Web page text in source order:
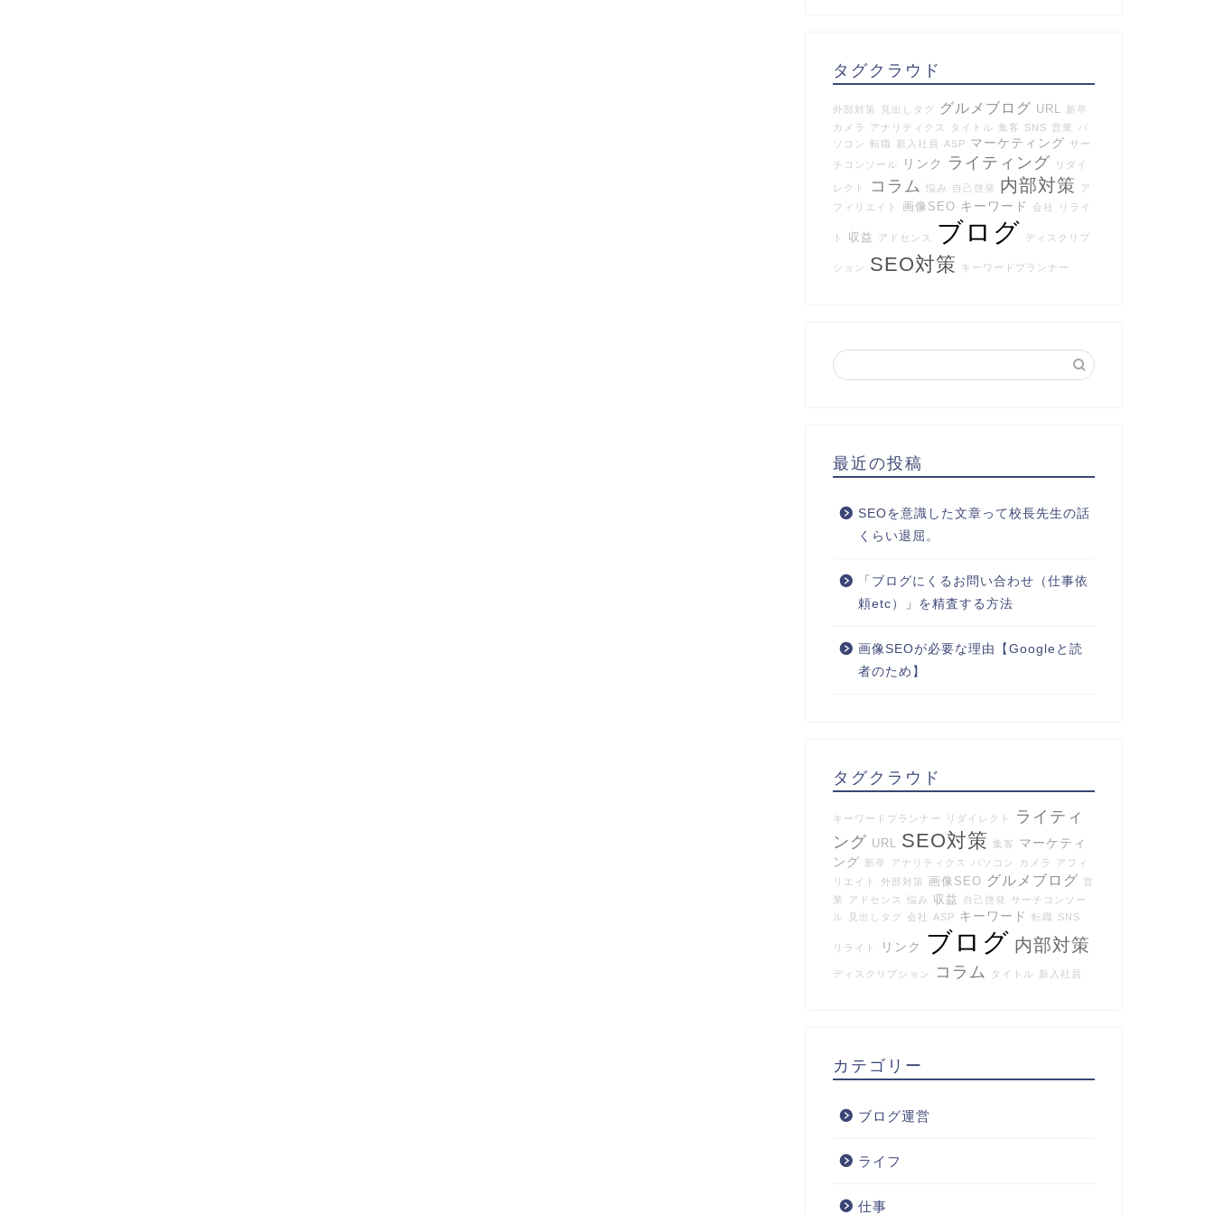
タグクラウド
外部対策 見出しタグ グルメブログ URL 新卒
カメラ
アナリティクス タイトル 集客 SNS 営業
パ
ソコン 転職 新入社員 ASP マーケティング
サー
チコンソール
リンク ライティング リダイ
レクト コラム 悩み 自己啓発 内部対策
ア
フィリエイト
画像SEO キーワード 会社 リライ
ト 収益 アドセンス ブログ ディスクリプ
ション SEO対策 キーワードプランナー
最近の投稿
SEOを意識した文章って校長先生の話
くらい退屈。
「ブログにくるお問い合わせ（仕事依
頼etc）」を精査する方法
画像SEOが必要な理由【Googleと読
者のため】
タグクラウド
キーワードプランナー リダイレクト
ライティ
ング URL SEO対策 集客
マーケティ
ング 新卒 アナリティクス パソコン カメラ
アフィ
リエイト
外部対策 画像SEO グルメブログ 営
業
アドセンス 悩み 収益 自己啓発
サーチコンソー
ル
見出しタグ 会社 ASP キーワード 転職 SNS
リライト リンク ブログ 内部対策
ディスクリプション コラム タイトル 新入社員
カテゴリー
ブログ運営
ライフ
仕事